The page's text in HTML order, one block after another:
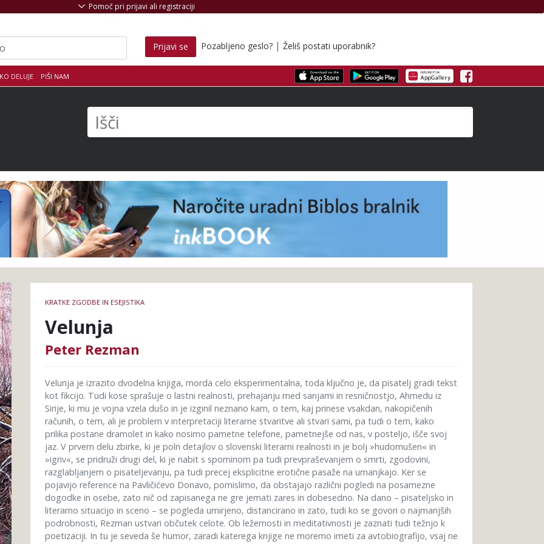
DELUJE PIŠI NAM Facebook
Pomoč pri prijavi ali registraciji
Prijavi se Pozabljeno geslo? | Želiš postati uporabnik?
knjige
KRATKE ZGODBE IN ESEJISTIKA
Velunja
Peter Rezman
Velunja je izrazito dvodelna knjiga, morda celo eksperimentalna, toda ključno je, da pisatelj gradi tekst
kot fikcijo. Tudi kose sprašuje o lastni realnosti, prehajanju med sanjami in resničnostjo, Ahmedu iz
Sirije, ki mu je vojna vzela dušo in je izginil neznano kam, o tem, kaj prinese vsakdan, nakopičenih
računih, o tem, ali je problem v interpretaciji literarne stvaritve ali stvari sami, pa tudi o tem, kako
prilika postane dramolet in kako nosimo pametne telefone, pametnejše od nas, v posteljo, išče svoj
jaz. V prvem delu zbirke, ki je poln detajlov o slovenski literarni realnosti in je bolj »hudomušen« in
»igriv«, se pridruži drugi del, ki je nabit s spominom pa tudi prevpraševanjem o smrti, zgodovini,
razglabljanjem o pisateljevanju, pa tudi precej eksplicitne erotične pasaže na umanjkajo. Ker se
pojavijo reference na Pavličićevo Donavo, pomislimo, da obstajajo različni pogledi na posamezne
dogodke in osebe, zato nič od zapisanega ne gre jemati zares in dobesedno. Na dano – pisateljsko in
literarno situacijo in sceno – se pogleda umirjeno, distancirano in zato, tudi ko se govori o najmanjših
podrobnosti, Rezman ustvari občutek celote. Ob ležernosti in meditativnosti je zaznati tudi težnjo k
poetizaciji. In tu je seveda še humor, zaradi katerega knjige ne moremo imeti za avtobiografijo, vsaj ne